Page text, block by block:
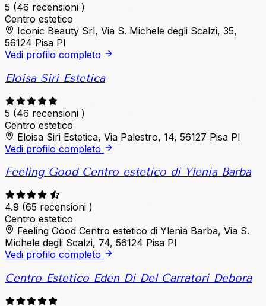
5 (46 recensioni )
Centro estetico
Iconic Beauty Srl, Via S. Michele degli Scalzi, 35,
56124 Pisa PI
Vedi profilo completo
Eloisa Siri Estetica
5 (46 recensioni )
Centro estetico
Eloisa Siri Estetica, Via Palestro, 14, 56127 Pisa PI
Vedi profilo completo
Feeling Good Centro estetico di Ylenia Barba
4.9 (65 recensioni )
Centro estetico
Feeling Good Centro estetico di Ylenia Barba, Via S.
Michele degli Scalzi, 74, 56124 Pisa PI
Vedi profilo completo
Centro Estetico Eden Di Del Carratori Debora